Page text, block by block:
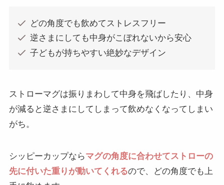
どの角度でも飲めてストレスフリー
逆さまにしても中身がこぼれないから安心
子どもが持ちやすい絶妙なデザイン
ストローマグは振りまわして中身を飛ばしたり、中身
が減ると逆さまにしてしまって飲めなくなってしまい
がち。
シッピーカップならマグの角度に合わせてストローの
先に付いた重りが動いてくれるので、どの角度でも上